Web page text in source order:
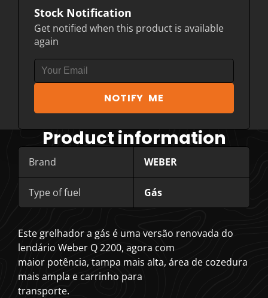
Stock Notification
Get notified when this product is available
again
NOTIFY ME
Product information
Brand WEBER
Type of fuel Gás
Este grelhador a gás é uma versão renovada do
lendário Weber Q 2200, agora com
maior potência, tampa mais alta, área de cozedura
mais ampla e carrinho para
transporte.